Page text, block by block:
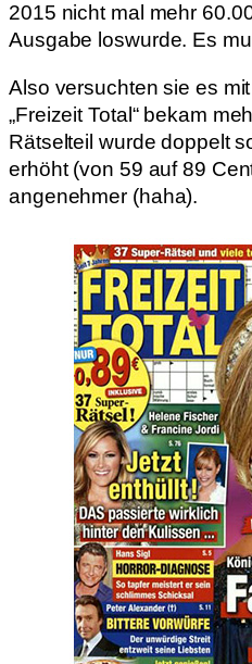
2015 nicht mal mehr
Ausgabe loswurde. Es
Also versuchten sie es
„Freizeit Total“ bekam
Rätselteil wurde doppelt
erhöht (von 59 auf 89
angenehmer (haha).